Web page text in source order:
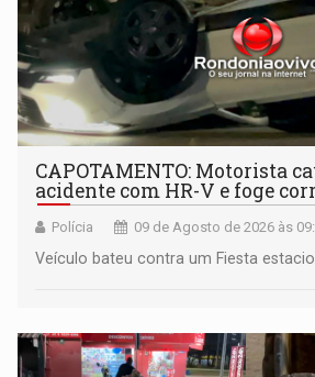
CAPOTAMENTO: Motorista
acidente com HR-V e foge
Polícia 09 de Agosto de 2026 às
Veículo bateu contra um Fiesta